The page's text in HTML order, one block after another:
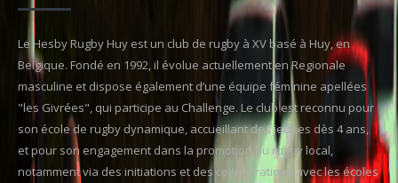
Le Hesby Rugby Huy est un club de rugby à XV basé à Huy, en
Belgique. Fondé en 1992, il évolue actuellement en Regionale
masculine et dispose également d’une équipe féminine apellées
"les Givrées", qui participe au Challenge. Le club est reconnu pour
son école de rugby dynamique, accueillant des jeunes dès 4 ans,
et pour son engagement dans la promotion du rugby local,
notamment via des initiations et des collaborations avec les écoles